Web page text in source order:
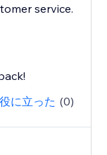
service.
役に立った (0)